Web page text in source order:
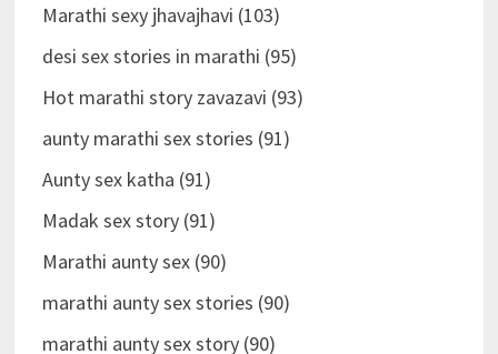
Marathi sexy jhavajhavi (103)
desi sex stories in marathi (95)
Hot marathi story zavazavi (93)
aunty marathi sex stories (91)
Aunty sex katha (91)
Madak sex story (91)
Marathi aunty sex (90)
marathi aunty sex stories (90)
marathi aunty sex story (90)